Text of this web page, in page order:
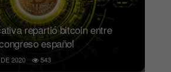
repartió bitcoin entre
español
2020 543